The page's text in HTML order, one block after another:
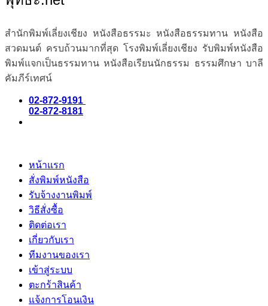
สำนักพิมพ์เลี่ยงเชียง หนังสือธรรมะ หนังสือธรรมทาน หนังสือ
สวดมนต์ ครบถ้วนมากที่สุด โรงพิมพ์เลี่ยงเชียง รับพิมพ์หนังสือ
พิมพ์แจกเป็นธรรมทาน หนังสือเรียนนักธรรม ธรรมศึกษา บาลี
คัมภีร์เทศน์
02-872-9191
02-872-8181
หน้าแรก
สั่งพิมพ์หนังสือ
รับจ้างงานพิมพ์
วิธีสั่งซื้อ
ติดต่อเรา
เกี่ยวกับเรา
ทีมงานของเรา
เข้าสู่ระบบ
ตะกร้าสินค้า
แจ้งการโอนเงิน